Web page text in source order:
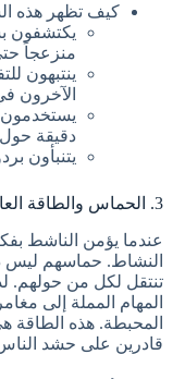
كيف تظهر هذه
يكتشفون
منزعجاً
ينتبهون
الآخرون
يستخدمون
دقيقة
يتنبأون
3. الحماس والطاقة العالية (Energetic & Enthusiastic)
عندما يؤمن الناشط
النشاط. حماسهم ليس
تنتقل لكل من حولهم.
المهام المملة إلى
المحبطة. هذه الطاقة
قادرين على حشد